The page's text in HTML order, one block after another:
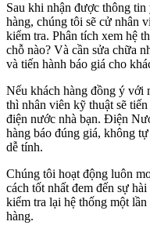
Sau khi nhận được thông tin
hàng, chúng tôi sẽ cử nhân
kiểm tra. Phân tích xem hệ
chỗ nào? Và cần sửa chữa
và tiến hành báo giá cho
Nếu khách hàng đồng ý
thì nhân viên kỹ thuật sẽ
điện nước nhà bạn. Điện
hàng báo đúng giá, không
dễ tính.
Chúng tôi hoạt động luôn
cách tốt nhất đem đến sự
kiểm tra lại hệ thống một
hàng.